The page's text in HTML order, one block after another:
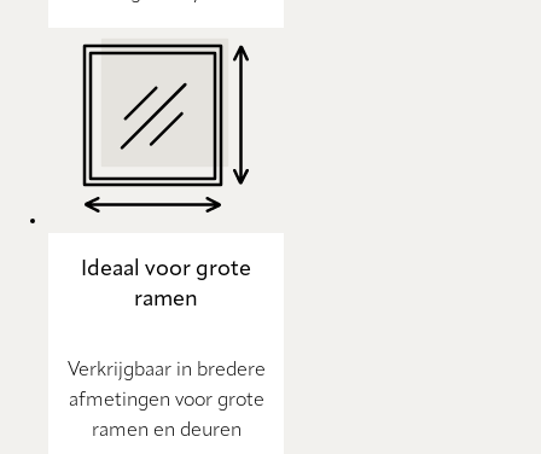
Ideaal voor grote
ramen
Verkrijgbaar in bredere
afmetingen voor grote
ramen en deuren